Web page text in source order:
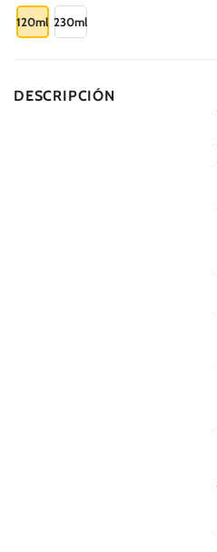
Las
120ml 230ml
DESCRIPCIÓN